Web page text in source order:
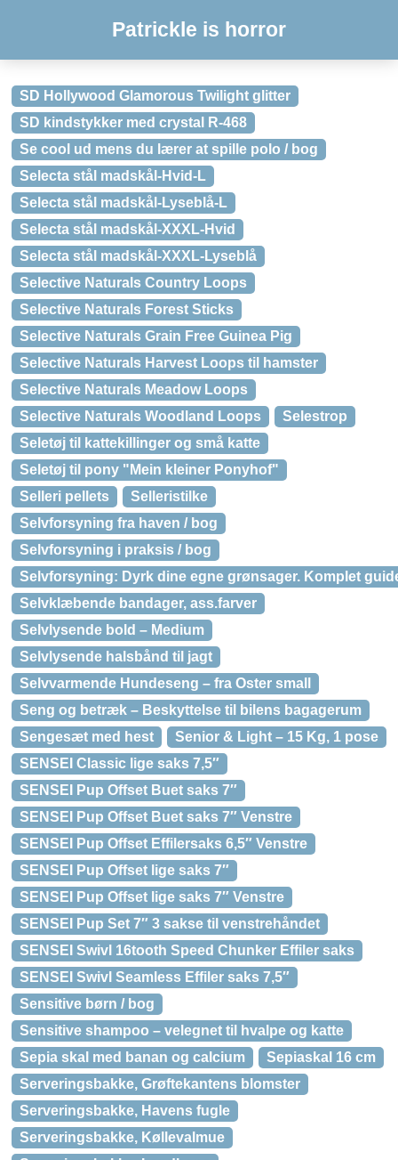
Patrickle is horror
SD Hollywood Glamorous Twilight glitter
SD kindstykker med crystal R-468
Se cool ud mens du lærer at spille polo / bog
Selecta stål madskål-Hvid-L
Selecta stål madskål-Lyseblå-L
Selecta stål madskål-XXXL-Hvid
Selecta stål madskål-XXXL-Lyseblå
Selective Naturals Country Loops
Selective Naturals Forest Sticks
Selective Naturals Grain Free Guinea Pig
Selective Naturals Harvest Loops til hamster
Selective Naturals Meadow Loops
Selective Naturals Woodland Loops
Selestrop
Seletøj til kattekillinger og små katte
Seletøj til pony "Mein kleiner Ponyhof"
Selleri pellets
Selleristilke
Selvforsyning fra haven / bog
Selvforsyning i praksis / bog
Selvforsyning: Dyrk dine egne grønsager. Komplet
Selvklæbende bandager, ass.farver
Selvlysende bold – Medium
Selvlysende halsbånd til jagt
Selvvarmende Hundeseng – fra Oster small
Seng og betræk – Beskyttelse til bilens bagagerum
Sengesæt med hest
Senior & Light – 15 Kg, 1 pose
SENSEI Classic lige saks 7,5″
SENSEI Pup Offset Buet saks 7″
SENSEI Pup Offset Buet saks 7″ Venstre
SENSEI Pup Offset Effilersaks 6,5″ Venstre
SENSEI Pup Offset lige saks 7″
SENSEI Pup Offset lige saks 7″ Venstre
SENSEI Pup Set 7″ 3 sakse til venstrehåndet
SENSEI Swivl 16tooth Speed Chunker Effiler saks
SENSEI Swivl Seamless Effiler saks 7,5″
Sensitive børn / bog
Sensitive shampoo – velegnet til hvalpe og katte
Sepia skal med banan og calcium
Sepiaskal 16 cm
Serveringsbakke, Grøftekantens blomster
Serveringsbakke, Havens fugle
Serveringsbakke, Køllevalmue